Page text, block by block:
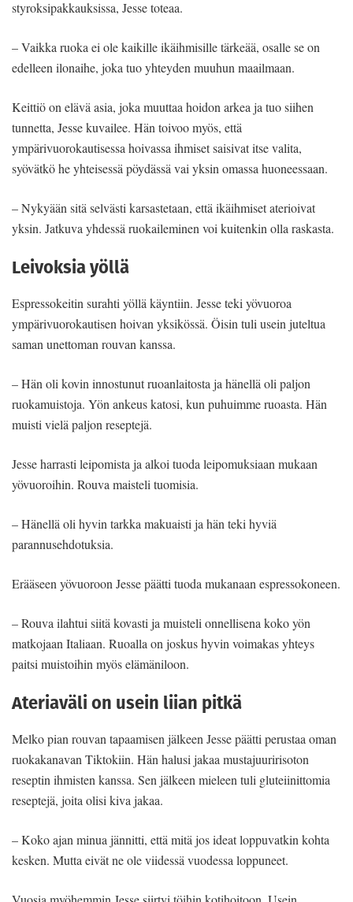
styroksipakkauksissa, Jesse toteaa.
– Vaikka ruoka ei ole kaikille ikäihmisille tärkeää, osalle se on
edelleen ilonaihe, joka tuo yhteyden muuhun maailmaan.
Keittiö on elävä asia, joka muuttaa hoidon arkea ja tuo siihen
tunnetta, Jesse kuvailee. Hän toivoo myös, että
ympärivuorokautisessa hoivassa ihmiset saisivat itse valita,
syövätkö he yhteisessä pöydässä vai yksin omassa huoneessaan.
– Nykyään sitä selvästi karsastetaan, että ikäihmiset aterioivat
yksin. Jatkuva yhdessä ruokaileminen voi kuitenkin olla raskasta.
Leivoksia yöllä
Espressokeitin surahti yöllä käyntiin. Jesse teki yövuoroa
ympärivuorokautisen hoivan yksikössä. Öisin tuli usein juteltua
saman unettoman rouvan kanssa.
– Hän oli kovin innostunut ruoanlaitosta ja hänellä oli paljon
ruokamuistoja. Yön ankeus katosi, kun puhuimme ruoasta. Hän
muisti vielä paljon reseptejä.
Jesse harrasti leipomista ja alkoi tuoda leipomuksiaan mukaan
yövuoroihin. Rouva maisteli tuomisia.
– Hänellä oli hyvin tarkka makuaisti ja hän teki hyviä
parannusehdotuksia.
Erääseen yövuoroon Jesse päätti tuoda mukanaan espressokoneen.
– Rouva ilahtui siitä kovasti ja muisteli onnellisena koko yön
matkojaan Italiaan. Ruoalla on joskus hyvin voimakas yhteys
paitsi muistoihin myös elämäniloon.
Ateriaväli on usein liian pitkä
Melko pian rouvan tapaamisen jälkeen Jesse päätti perustaa oman
ruokakanavan Tiktokiin. Hän halusi jakaa mustajuuririsoton
reseptin ihmisten kanssa. Sen jälkeen mieleen tuli gluteiinittomia
reseptejä, joita olisi kiva jakaa.
– Koko ajan minua jännitti, että mitä jos ideat loppuvatkin kohta
kesken. Mutta eivät ne ole viidessä vuodessa loppuneet.